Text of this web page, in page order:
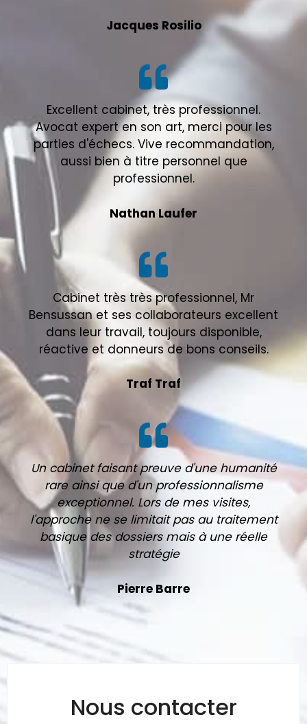
Jacques Rosilio
Excellent cabinet, très professionnel.
Avocat expert en son art, merci pour les
parties d'échecs. Vive recommandation,
aussi bien à titre personnel que
professionnel.
Nathan Laufer
Cabinet très très professionnel, Mr
Bensussan et ses collaborateurs excellent
dans leur travail, toujours disponible,
réactive et donneurs de bons conseils.
Traf Traf
Un cabinet faisant preuve d'une humanité
rare ainsi que d'un professionnalisme
exceptionnel. Lors de mes visites,
l'approche ne se limitait pas au traitement
basique des dossiers mais à une réelle
stratégie
Pierre Barre
Nous contacter